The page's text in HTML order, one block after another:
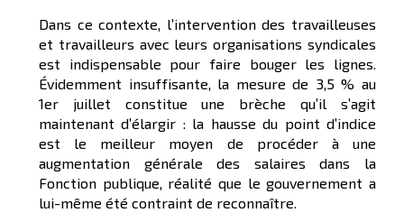
Dans ce contexte, l’intervention des travailleuses
et travailleurs avec leurs organisations syndicales
est indispensable pour faire bouger les lignes.
Évidemment insuffisante, la mesure de 3,5 % au
1er juillet constitue une brèche qu’il s’agit
maintenant d’élargir : la hausse du point d’indice
est le meilleur moyen de procéder à une
augmentation générale des salaires dans la
Fonction publique, réalité que le gouvernement a
lui-même été contraint de reconnaître.